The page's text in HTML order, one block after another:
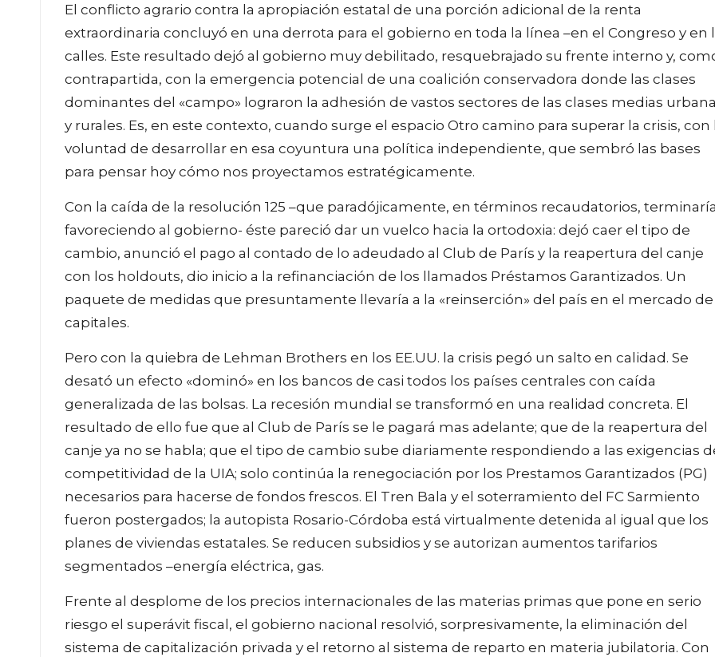
El conflicto agrario contra la apropiación estatal de una porción adicional de la renta
extraordinaria concluyó en una derrota para el gobierno en toda la línea –en el Congreso y en
calles. Este resultado dejó al gobierno muy debilitado, resquebrajado su frente interno y,
contrapartida, con la emergencia potencial de una coalición conservadora donde las clases
dominantes del «campo» lograron la adhesión de vastos sectores de las clases medias
y rurales. Es, en este contexto, cuando surge el espacio Otro camino para superar la crisis, con
voluntad de desarrollar en esa coyuntura una política independiente, que sembró las bases
para pensar hoy cómo nos proyectamos estratégicamente.
Con la caída de la resolución 125 –que paradójicamente, en términos recaudatorios,
favoreciendo al gobierno- éste pareció dar un vuelco hacia la ortodoxia: dejó caer el tipo de
cambio, anunció el pago al contado de lo adeudado al Club de París y la reapertura del canje
con los holdouts, dio inicio a la refinanciación de los llamados Préstamos Garantizados. Un
paquete de medidas que presuntamente llevaría a la «reinserción» del país en el mercado de
capitales.
Pero con la quiebra de Lehman Brothers en los EE.UU. la crisis pegó un salto en calidad. Se
desató un efecto «dominó» en los bancos de casi todos los países centrales con caída
generalizada de las bolsas. La recesión mundial se transformó en una realidad concreta. El
resultado de ello fue que al Club de París se le pagará mas adelante; que de la reapertura del
canje ya no se habla; que el tipo de cambio sube diariamente respondiendo a las exigencias
competitividad de la UIA; solo continúa la renegociación por los Prestamos Garantizados (PG)
necesarios para hacerse de fondos frescos. El Tren Bala y el soterramiento del FC Sarmiento
fueron postergados; la autopista Rosario-Córdoba está virtualmente detenida al igual que los
planes de viviendas estatales. Se reducen subsidios y se autorizan aumentos tarifarios
segmentados –energía eléctrica, gas.
Frente al desplome de los precios internacionales de las materias primas que pone en serio
riesgo el superávit fiscal, el gobierno nacional resolvió, sorpresivamente, la eliminación del
sistema de capitalización privada y el retorno al sistema de reparto en materia jubilatoria. Con